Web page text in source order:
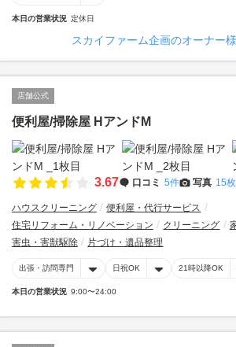
本日の営業状況 定休日
スカイファーム企画のオーナー
店舗公式
便利屋/掃除屋 HアンドM
3.67 口コミ 5件 写真 15枚
ハウスクリーニング
便利屋・代行サービス
住宅リフォーム・リノベーション
クリーニング
害虫・害獣駆除
片づけ・遺品整理
出張・訪問専門 日祝OK 21時以降OK
本日の営業状況 9:00〜24:00